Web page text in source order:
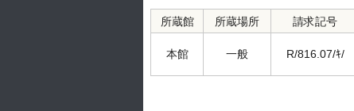
所蔵館 所蔵場所 請求記号
本館 一般 R/816.07/ｷ/